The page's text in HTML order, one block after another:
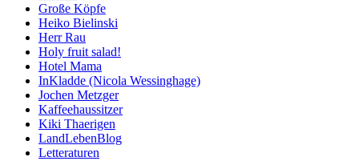
Große Köpfe
Heiko Bielinski
Herr Rau
Holy fruit salad!
Hotel Mama
InKladde (Nicola Wessinghage)
Jochen Metzger
Kaffeehaussitzer
Kiki Thaerigen
LandLebenBlog
Letteraturen